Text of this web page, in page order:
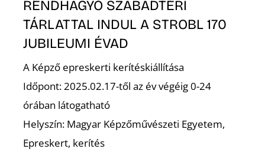
RENDHAGYÓ SZABADTÉRI
TÁRLATTAL INDUL A STROBL 170
JUBILEUMI ÉVAD
A Képző epreskerti kerítéskiállítása
Időpont: 2025.02.17-től az év végéig 0-24
órában látogatható
Helyszín: Magyar Képzőművészeti Egyetem,
Epreskert, kerítés